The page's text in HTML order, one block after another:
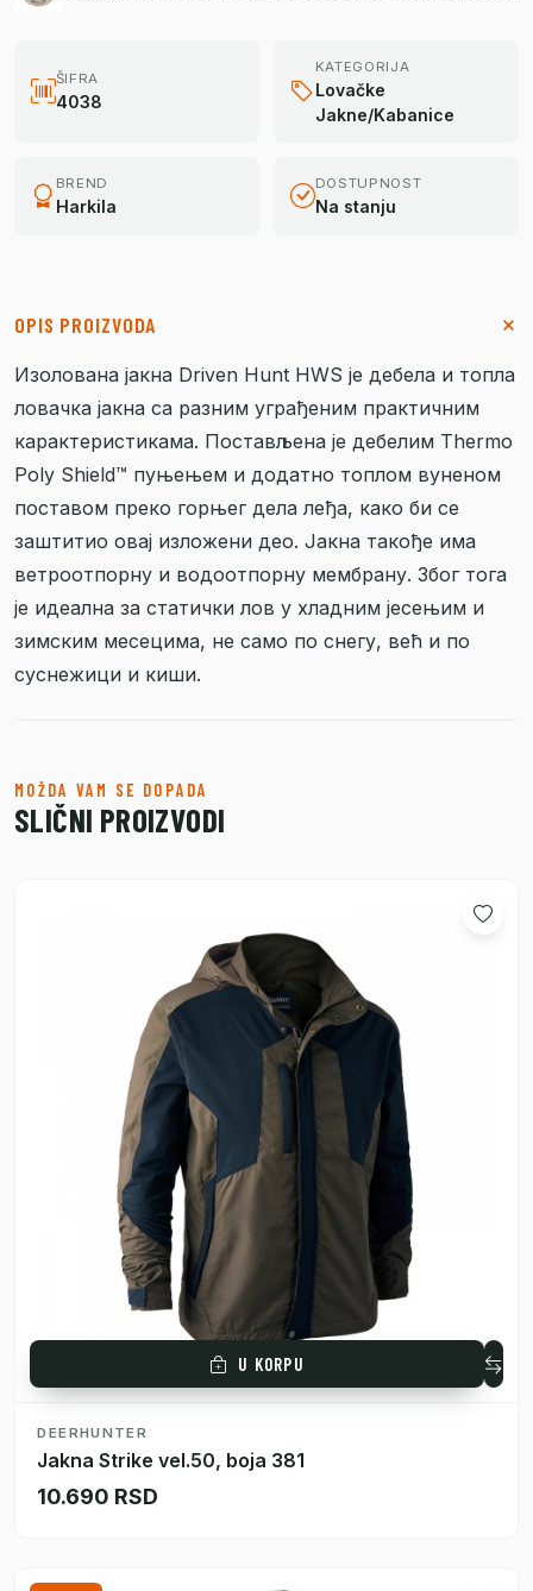
ŠIFRA
4038
KATEGORIJA
Lovačke
Jakne/Kabanice
BREND
Harkila
DOSTUPNOST
Na stanju
OPIS PROIZVODA
Изолована јакна Driven Hunt HWS је дебела и топла
ловачка јакна са разним уграђеним практичним
карактеристикама. Постављена је дебелим Thermo
Poly Shield™ пуњењем и додатно топлом вуненом
поставом преко горњег дела леђа, како би се
заштитио овај изложени део. Јакна такође има
ветроотпорну и водоотпорну мембрану. Због тога
је идеална за статички лов у хладним јесењим и
зимским месецима, не само по снегу, већ и по
суснежици и киши.
MOŽDA VAM SE DOPADA
SLIČNI PROIZVODI
U KORPU
DEERHUNTER
Jakna Strike vel.50, boja 381
10.690 RSD